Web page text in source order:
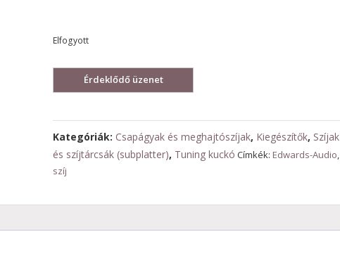
Elfogyott
Kategóriák: Csapágyak és meghajtószíjak, Kiegészítők, Szíjak
és szíjtárcsák (subplatter), Tuning kuckó Címkék: Edwards-Audio,
szíj